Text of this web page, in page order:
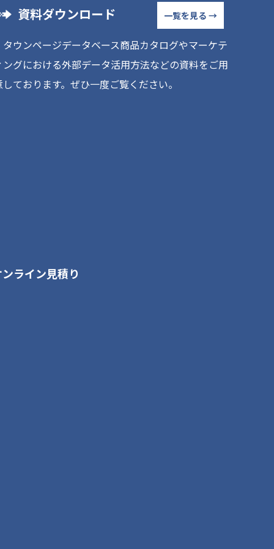
資料ダウンロード 一覧を見る →
タウンページデータベース商品カタログやマーケテ
ングにおける外部データ活用方法などの資料をご用
しております。ぜひ一度ご覧ください。
ライン見積り